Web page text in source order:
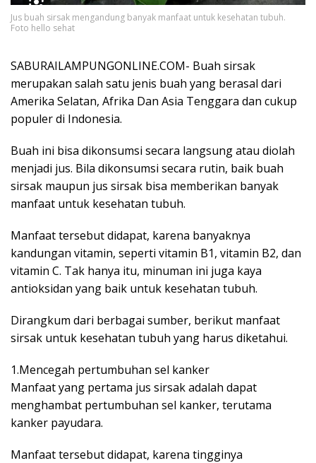
Jus buah sirsak mengandung banyak manfaat untuk kesehatan tubuh.
Foto hello sehat
SABURAILAMPUNGONLINE.COM- Buah sirsak
merupakan salah satu jenis buah yang berasal dari
Amerika Selatan, Afrika Dan Asia Tenggara dan cukup
populer di Indonesia.
Buah ini bisa dikonsumsi secara langsung atau diolah
menjadi jus. Bila dikonsumsi secara rutin, baik buah
sirsak maupun jus sirsak bisa memberikan banyak
manfaat untuk kesehatan tubuh.
Manfaat tersebut didapat, karena banyaknya
kandungan vitamin, seperti vitamin B1, vitamin B2, dan
vitamin C. Tak hanya itu, minuman ini juga kaya
antioksidan yang baik untuk kesehatan tubuh.
Dirangkum dari berbagai sumber, berikut manfaat
sirsak untuk kesehatan tubuh yang harus diketahui.
1.Mencegah pertumbuhan sel kanker
Manfaat yang pertama jus sirsak adalah dapat
menghambat pertumbuhan sel kanker, terutama
kanker payudara.
Manfaat tersebut didapat, karena tingginya